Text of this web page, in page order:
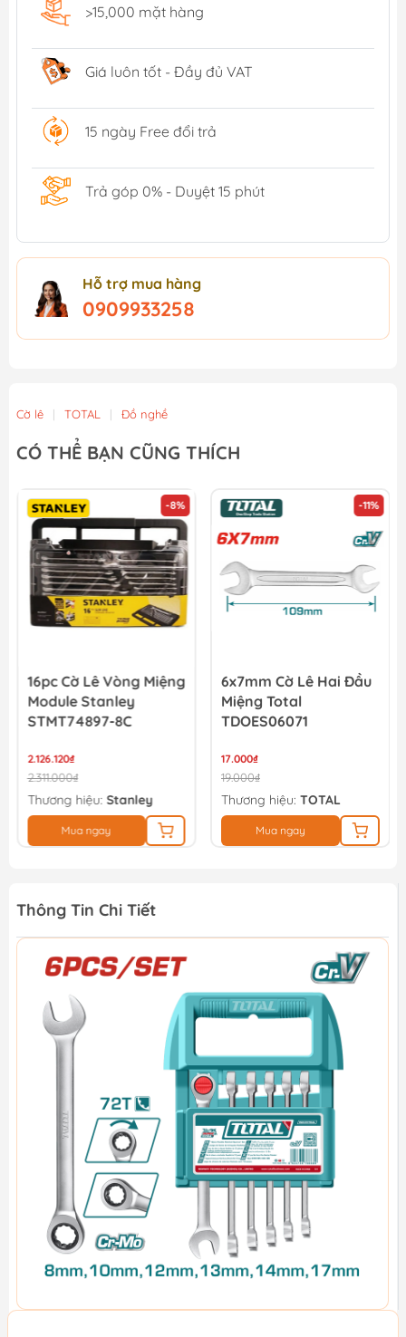
>15,000 mặt hàng
Giá luôn tốt - Đầy đủ VAT
15 ngày Free đổi trả
Trả góp 0% - Duyệt 15 phút
Hỗ trợ mua hàng
0909933258
Cờ lê | TOTAL | Đồ nghề
CÓ THỂ BẠN CŨNG THÍCH
-8%
16pc Cờ Lê Vòng Miệng
Module Stanley
STMT74897-8C
2.126.120₫
2.311.000₫
Thương hiệu: Stanley
Mua ngay
-11%
6x7mm Cờ Lê Hai Đầu
Miệng Total
TDOES06071
17.000₫
19.000₫
Thương hiệu: TOTAL
Mua ngay
Thông Tin Chi Tiết